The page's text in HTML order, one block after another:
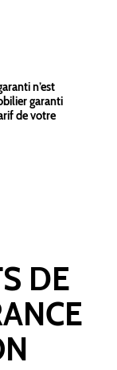
n’est
garanti
de votre
DE